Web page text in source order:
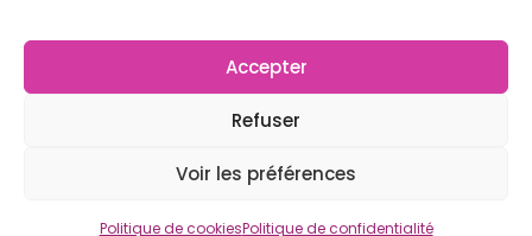
Accepter
Refuser
Voir les préférences
Politique de cookiesPolitique de confidentialité
Notre Appli Girafe2poche
Retrouvez-nous (de temps en temps) dans vos boites
mail, pour des témoignages d’utilisation de la
Communication Non Violente au quotidien !